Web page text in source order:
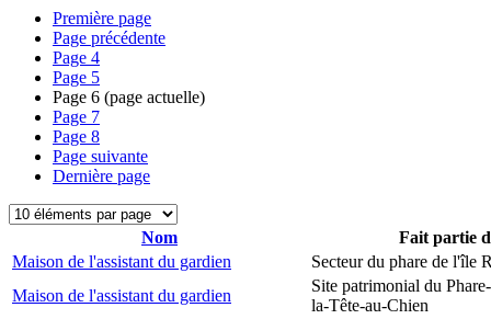
Première page
Page précédente
Page 4
Page 5
Page 6 (page actuelle)
Page 7
Page 8
Page suivante
Dernière page
Nom
Fait partie
Maison de l'assistant du gardien
Secteur du phare de l'île
Maison de l'assistant du gardien
Site patrimonial du
la-Tête-au-Chien